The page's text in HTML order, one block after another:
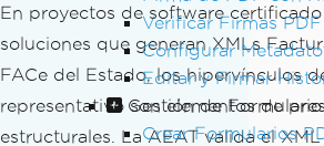
Verificar Firmas PDF
Configurar
Editar y Firmar
Gestión de
Crear Formularios
En proyectos de software certificado
soluciones que generan XMLs
FACe del Estado, los hipervínculos
representativo son elementos de
estructurales. La AEAT valida el